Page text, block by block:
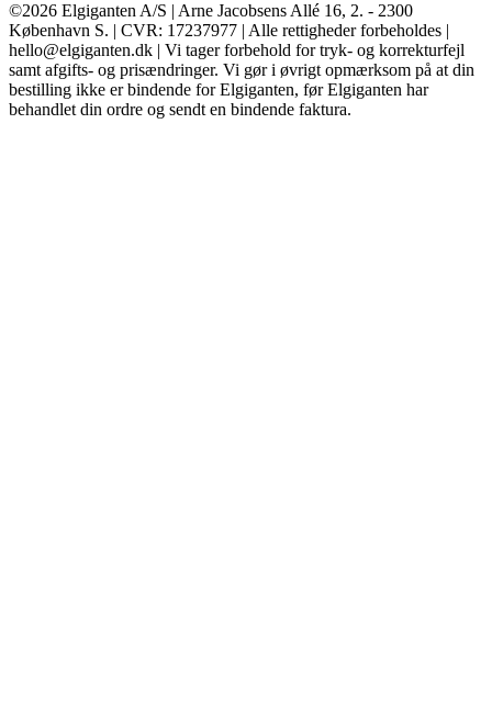
©2026 Elgiganten A/S | Arne Jacobsens Allé 16, 2. - 2300
København S. | CVR: 17237977 | Alle rettigheder forbeholdes |
hello@elgiganten.dk | Vi tager forbehold for tryk- og korrekturfejl
samt afgifts- og prisændringer. Vi gør i øvrigt opmærksom på at din
bestilling ikke er bindende for Elgiganten, før Elgiganten har
behandlet din ordre og sendt en bindende faktura.